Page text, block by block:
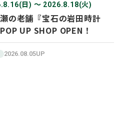
日) 〜 2026.8.18(火)
の老舗『宝石の岩田時計
UP SHOP OPEN！
2026.08.05UP